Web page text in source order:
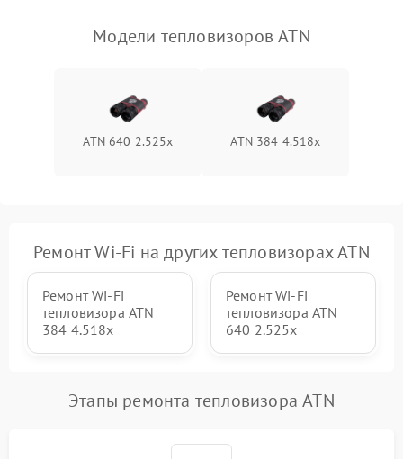
Модели тепловизоров ATN
ATN 640 2.525x ATN 384 4.518x
Ремонт Wi-Fi на других тепловизорах ATN
Ремонт Wi-Fi
тепловизора ATN
384 4.518x
Ремонт Wi-Fi
тепловизора ATN
640 2.525x
Этапы ремонта тепловизора ATN